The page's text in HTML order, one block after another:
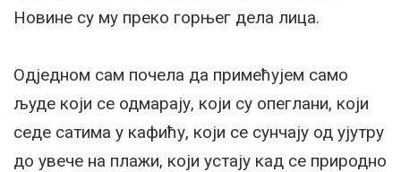
Новине су му преко горњег дела лица.
Одједном сам почела да примећујем само
људе који се одмарају, који су опеглани, који
седе сатима у кафићу, који се сунчају од ујутру
до увече на плажи, који устају кад се природно